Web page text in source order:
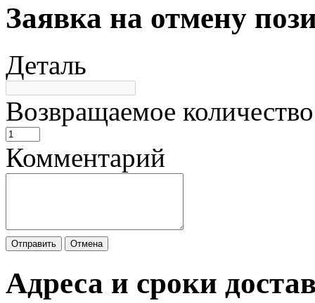
Заявка на отмену
Деталь
Возвращаемое количество
Комментарий
Отправить Отмена
Адреса и сроки